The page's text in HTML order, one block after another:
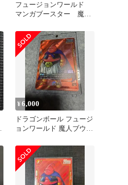
フュージョンワールド
マンガブースター 魔人
¥6,000
ドラゴンボール フュージ
ョンワールド 魔人ブウ